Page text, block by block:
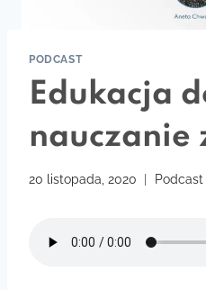
PODCAST
Edukacja
nauczanie
20 listopada, 2020 Podcast